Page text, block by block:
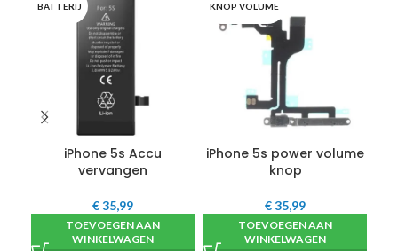
BATTERIJ
iPhone 5s Accu
vervangen
€35,99
TOEVOEGEN AAN
WINKELWAGEN
KNOP VOLUME
iPhone 5s power volume
knop
€35,99
TOEVOEGEN AAN
WINKELWAGEN